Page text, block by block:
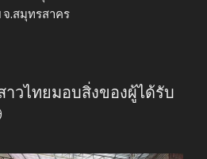
จ.สมุทรสาคร
วไทยมอบสิ่งของผู้ได้รับ